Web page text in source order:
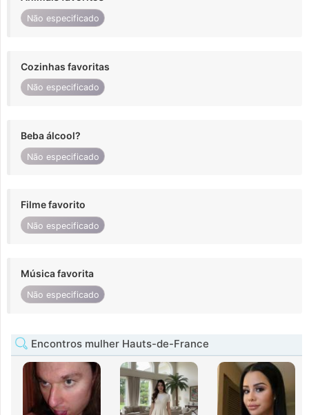
Não especificado
Cozinhas favoritas
Não especificado
Beba álcool?
Não especificado
Filme favorito
Não especificado
Música favorita
Não especificado
Encontros mulher Hauts-de-France